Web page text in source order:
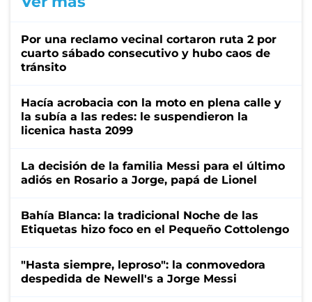
Por una reclamo vecinal cortaron ruta 2 por
cuarto sábado consecutivo y hubo caos de
tránsito
Hacía acrobacia con la moto en plena calle y
la subía a las redes: le suspendieron la
licenica hasta 2099
La decisión de la familia Messi para el último
adiós en Rosario a Jorge, papá de Lionel
Bahía Blanca: la tradicional Noche de las
Etiquetas hizo foco en el Pequeño Cottolengo
"Hasta siempre, leproso": la conmovedora
despedida de Newell's a Jorge Messi